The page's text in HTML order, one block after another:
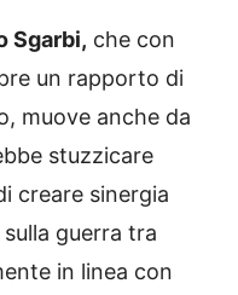
Sgarbi, che con
un rapporto di
muove anche da
stuzzicare
creare sinergia
sulla guerra tra
in linea con